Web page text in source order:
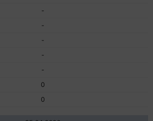
-
-
-
-
-
0
0